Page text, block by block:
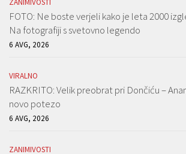
ZANIMIVOSTI
FOTO: Ne boste verjeli kako je leta 2000
Na fotografiji s svetovno legendo
6 AVG, 2026
VIRALNO
RAZKRITO: Velik preobrat pri Dončiću –
novo potezo
6 AVG, 2026
ZANIMIVOSTI